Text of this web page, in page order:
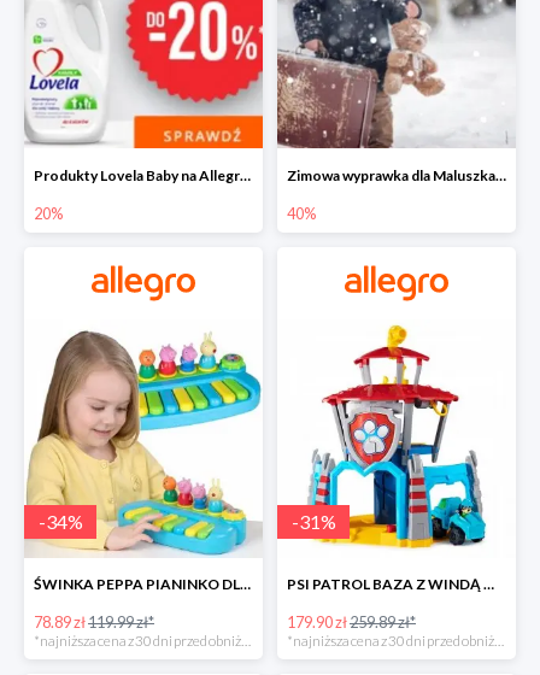
Produkty Lovela Baby na Allegro do -20%
20%
Zimowa wyprawka dla Maluszka na Allegro do -40%
40%
-34%
ŚWINKA PEPPA PIANINKO DLA DZIECI -34%
78.89 zł119.99 zł*
-31%
PSI PATROL BAZA Z WINDĄ WIEŻA + POJAZD AUTO REX -30%
179.90 zł259.89 zł*